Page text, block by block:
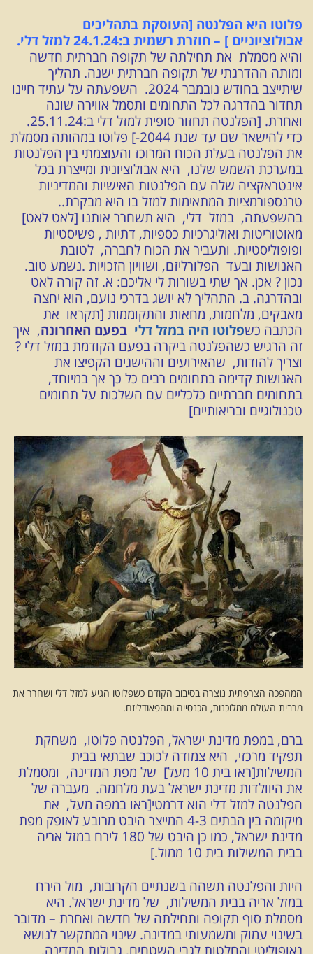
פלוטו היא הפלנטה [העוסקת בתהליכים
אבולוציוניים ] – חוזרת רשמית ב:24.1.24 למזל דלי.
והיא מסמלת את תחילתה של תקופה חברתית חדשה
ומותה ההדרגתי של תקופה חברתית ישנה. תהליך
שיתייצב בחודש נובמבר 2024. השפעתה על עתיד חיינו
תחדור בהדרגה לכל התחומים ותסמל אווירה שונה
ואחרת. [הפלנטה תחזור סופית למזל דלי ב:25.11.24.
כדי להישאר שם עד שנת 2044-] פלוטו במהותה מסמלת
את הפלנטה בעלת הכוח המרוכז והעוצמתי בין הפלנטות
במערכת השמש שלנו, היא אבולוציונית ומייצרת בכל
אינטראקציה שלה עם הפלנטות האישיות והמדיניות
טרנספורמציות המתאימות למזל בו היא מבקרת..
בהשפעתה, במזל דלי, היא תשחרר אותנו [לאט לאט]
מאוטוריטות ואוליגרכיות כספיות, דתיות , פשיסטיות
ופופוליסטיות. ותעביר את הכוח לחברה, לטובת
האנושות ובעד הפלורליזם, ושוויון הזכויות .נשמע טוב.
נכון ? אכן. אך שתי בשורות לי אליכם: א. זה קורה לאט
ובהדרגה. ב. התהליך לא יושג בדרכי נועם, הוא יחצה
מאבקים, מלחמות, מחאות והתקוממות [תקראו את
הכתבה כשפלוטו היה במזל דלי בפעם האחרונה, איך
זה הרגיש כשהפלנטה ביקרה בפעם הקודמת במזל דלי ?
וצריך להודות, שהאירועים וההישגים הקפיצו את
האנושות קדימה בתחומים רבים כל כך אך במיוחד,
בתחומים חברתיים כלכליים עם השלכות על תחומים
טכנולוגיים ובריאותיים]
המהפכה הצרפתית נוצרה בסיבוב הקודם כשפלוטו הגיע למזל דלי ושחרר את
מרבית העולם ממלוכנות, הכנסייה ומהפאודליזם.
ברם, במפת מדינת ישראל, הפלנטה פלוטו, משחקת
תפקיד מרכזי, היא צמודה לכוכב שבתאי בבית
המשילות[ראו בית 10 מעל] של מפת המדינה, ומסמלת
את היוולדות מדינת ישראל בעת מלחמה. מעברה של
הפלנטה למזל דלי הוא דרמטי[ראו במפה מעל, את
מיקומה בין הבתים 4-3 המייצר היבט מרובע לאופק מפת
מדינת ישראל, כמו כן היבט של 180 לירח במזל אריה
בבית המשילות בית 10 ממול.]
היות והפלנטה תשהה בשנתיים הקרובות, מול הירח
במזל אריה בבית המשילות, של מדינת ישראל. היא
מסמלת סוף תקופה ותחילתה של חדשה ואחרת – מדובר
בשינוי עמוק ומשמעותי במדינה. שינוי המתקשר לנושא
גאופוליטי והחלטות לגבי השטחים, גבולות המדינה,